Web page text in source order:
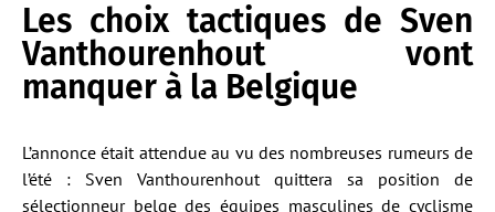
Les choix tactiques de Sven
Vanthourenhout vont
manquer à la Belgique
L’annonce était attendue au vu des nombreuses rumeurs de
l’été : Sven Vanthourenhout quittera sa position de
sélectionneur belge des équipes masculines de cyclisme